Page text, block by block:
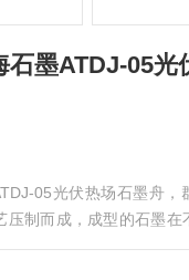
石墨ATDJ-05光
05光伏热场石墨舟，
压制而成，成型的石墨在
列的优良特性，从而使它